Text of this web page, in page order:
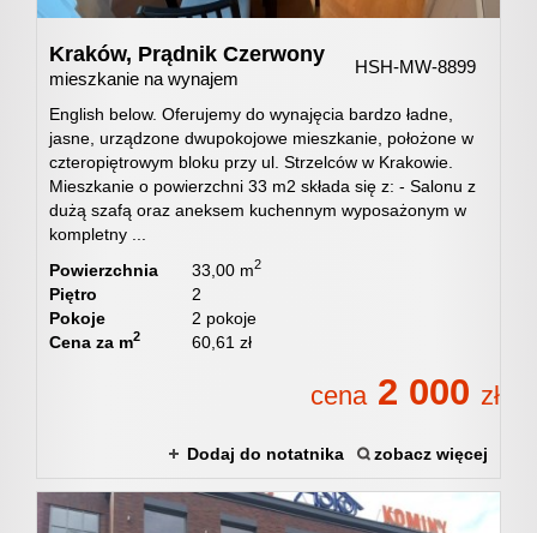
w
mediach
Domy
Działki
Kraków, Prądnik Czerwony
mieszkanie na wynajem
HSH-MW-8899
English below. Oferujemy do wynajęcia bardzo ładne,
jasne, urządzone dwupokojowe mieszkanie, położone w
czteropiętrowym bloku przy ul. Strzelców w Krakowie.
Mieszkanie o powierzchni 33 m2 składa się z: - Salonu z
dużą szafą oraz aneksem kuchennym wyposażonym w
kompletny ...
Powierzchnia
33,00 m2
Piętro
2
Pokoje
2 pokoje
Cena za m2 60,61 zł
cena 2 000 zł
Dodaj do notatnika zobacz więcej